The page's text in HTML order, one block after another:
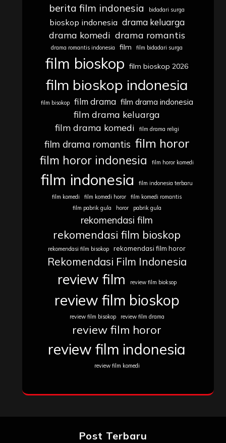
berita film indonesia bidadari surga
bioskop indonesia drama keluarga
drama komedi drama romantis
drama romantis indonesia film film bidadari surga
film bioskop film bioskop 2026
film bioskop indonesia
film bisokop film drama film drama indonesia
film drama keluarga
film drama komedi
film drama religi
film drama romantis film horor
film horor indonesia film horor komedi
film indonesia
film indonesia terbaru
film komedi
film komedi horor
film komedi romantis
film pabrik gula
horor pabrik gula
rekomendasi film
rekomendasi film bioskop
rekomendasi film bisokop rekomendasi film horor
Rekomendasi Film Indonesia
review film review film bioksop
review film bioskop
review film bisokop review film drama
review film horor
review film indonesia
review film komedi
Post Terbaru